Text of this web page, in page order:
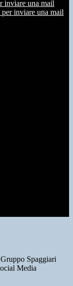
inviare una mail
inviare una mail
Spaggiari
Media